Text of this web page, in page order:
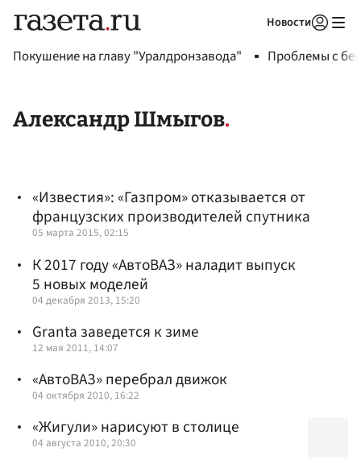
Новости
Покушение на главу "Уралдронзавода" Проблемы с
Александр Шмыгов
«Известия»: «Газпром» отказывается от
французских производителей спутника
05 марта 2015, 02:15
К 2017 году «АвтоВАЗ» наладит выпуск
5 новых моделей
04 декабря 2013, 15:20
Granta заведется к зиме
12 мая 2011, 14:07
«АвтоВАЗ» перебрал движок
04 октября 2010, 16:22
«Жигули» нарисуют в столице
04 августа 2010, 20:30